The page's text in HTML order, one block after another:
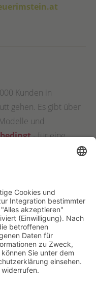
Kunden in
gehen. Es gibt über
und
- für eine
–
bitte
PLZ, Ort, Tel.,
von ihrem Anliegen
geben Sie Ihr
eventuell an einen
weiterleiten dürfen